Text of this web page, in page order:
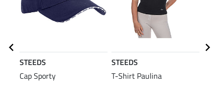
STEEDS
Cap Sporty
STEEDS
T-Shirt Paulina